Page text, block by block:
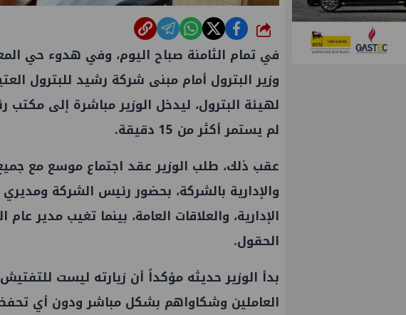
شارك
في تمام الثامنة صباح اليوم، وفي هدوء حي
وزير البترول أمام مبنى شركة رشيد للبترول
لهيئة البترول، ليدخل الوزير مباشرة إلى
لم يستمر أكثر من 15 دقيقة.
عقب ذلك، طلب الوزير عقد اجتماع موسع مع جميع
والإدارية بالشركة، بحضور رئيس الشركة
الإدارية، والعلاقات العامة، بينما تغيب مدير
الحقول.
بدأ الوزير حديثه مؤكداً أن زيارته ليست للتفتيش
العاملين وشكاواهم بشكل مباشر ودون أي